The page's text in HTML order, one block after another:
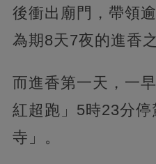
後衝出廟門，帶領
為期8天7夜的進香
而進香第一天，一
紅超跑」5時23分
寺」。